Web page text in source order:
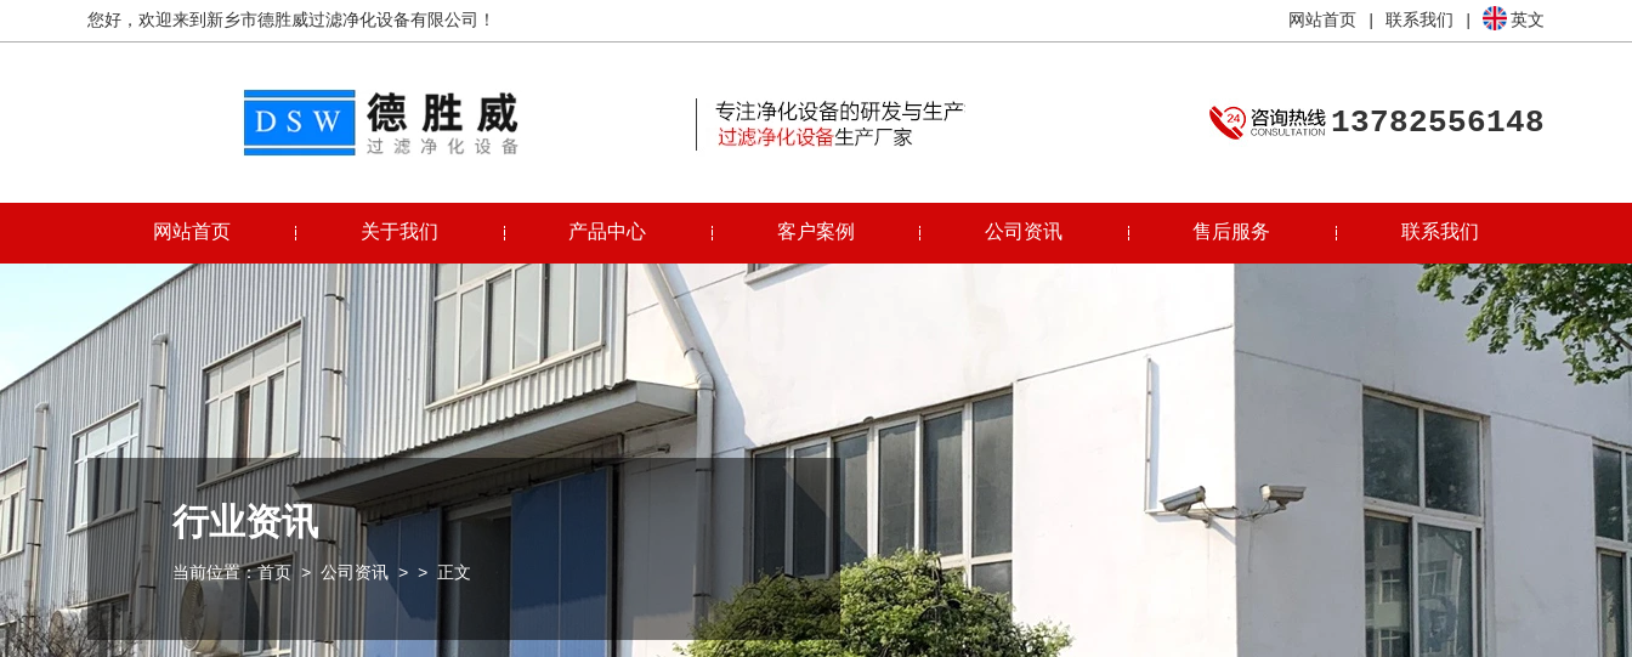
您好，欢迎来到新乡市德胜威过滤净化设备有限公司！ 网站首页 联系我们 英文
13782556148
网站首页 关于我们 产品中心 客户案例 公司资讯 售后服务 联系我们
行业资讯
当前位置：首页> 公司资讯 > > 正文